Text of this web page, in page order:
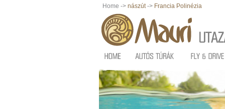
Home -> nászút-> Francia Polinézia